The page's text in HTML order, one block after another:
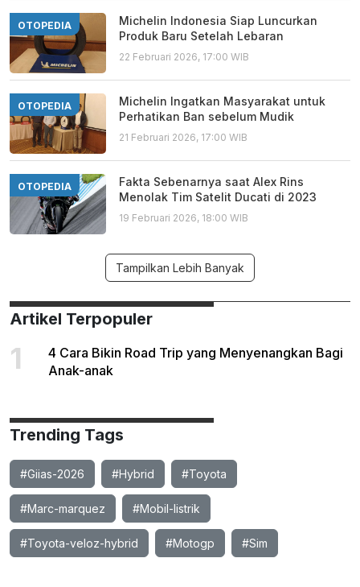
OTOPEDIA
Michelin Indonesia Siap Luncurkan
Produk Baru Setelah Lebaran
22 Februari 2026, 17:00 WIB
OTOPEDIA
Michelin Ingatkan Masyarakat untuk
Perhatikan Ban sebelum Mudik
21 Februari 2026, 17:00 WIB
OTOPEDIA
Fakta Sebenarnya saat Alex Rins
Menolak Tim Satelit Ducati di 2023
19 Februari 2026, 18:00 WIB
Tampilkan Lebih Banyak
Artikel Terpopuler
1
4 Cara Bikin Road Trip yang Menyenangkan Bagi
Anak-anak
Trending Tags
#Giias-2026 #Hybrid #Toyota
#Marc-marquez #Mobil-listrik
#Toyota-veloz-hybrid #Motogp #Sim